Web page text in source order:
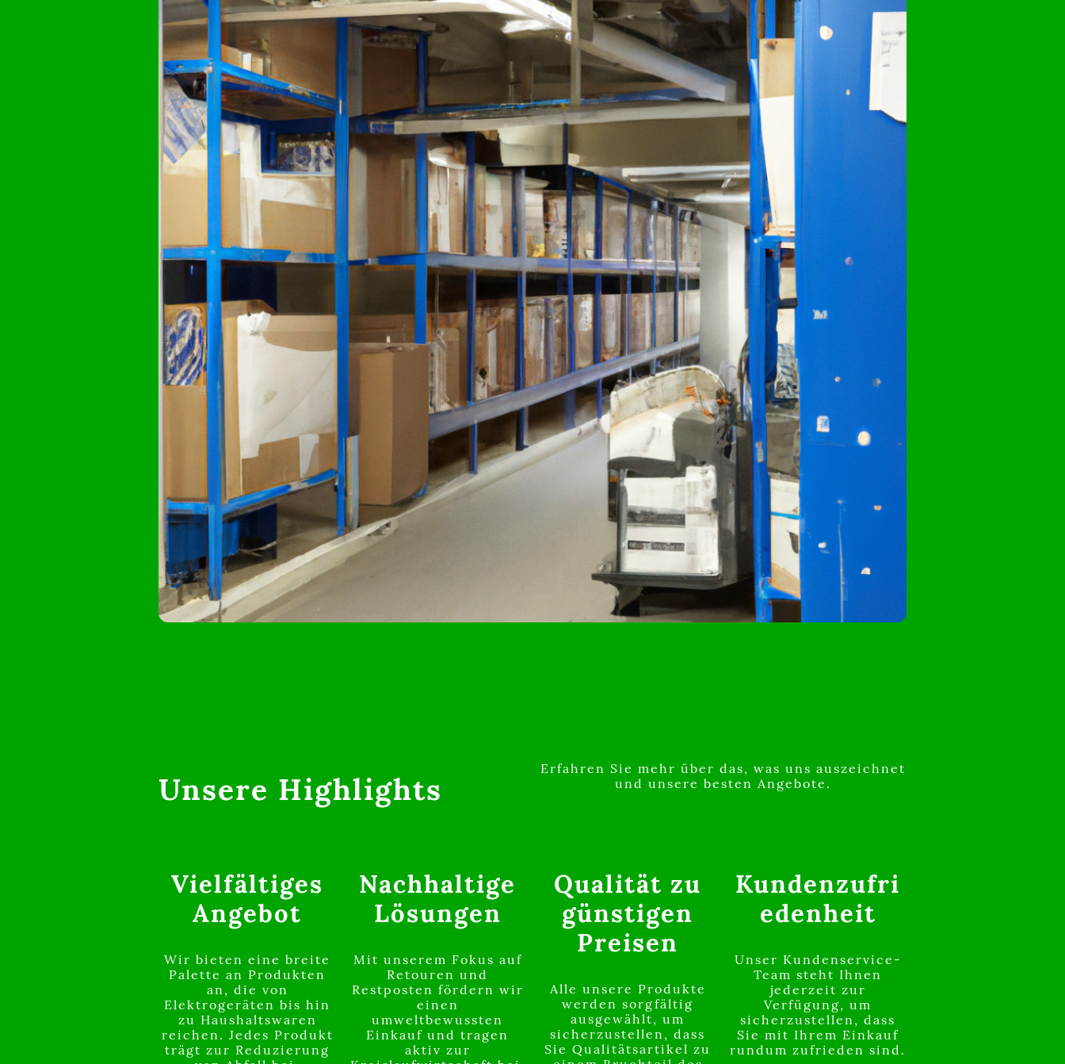
Unsere Highlights
Erfahren Sie mehr über das, was uns auszeichnet
und unsere besten Angebote.
Vielfältiges
Angebot
Wir bieten eine breite
Palette an Produkten
an, die von
Elektrogeräten bis hin
zu Haushaltswaren
reichen. Jedes Produkt
trägt zur Reduzierung
Nachhaltige
Lösungen
Mit unserem Fokus auf
Retouren und
Restposten fördern wir
einen
umweltbewussten
Einkauf und tragen
aktiv zur
Qualität zu
günstigen
Preisen
Alle unsere Produkte
werden sorgfältig
ausgewählt, um
sicherzustellen, dass
Sie Qualitätsartikel zu
Kundenzufri
edenheit
Unser Kundenservice-
Team steht Ihnen
jederzeit zur
Verfügung, um
sicherzustellen, dass
Sie mit Ihrem Einkauf
rundum zufrieden sind.